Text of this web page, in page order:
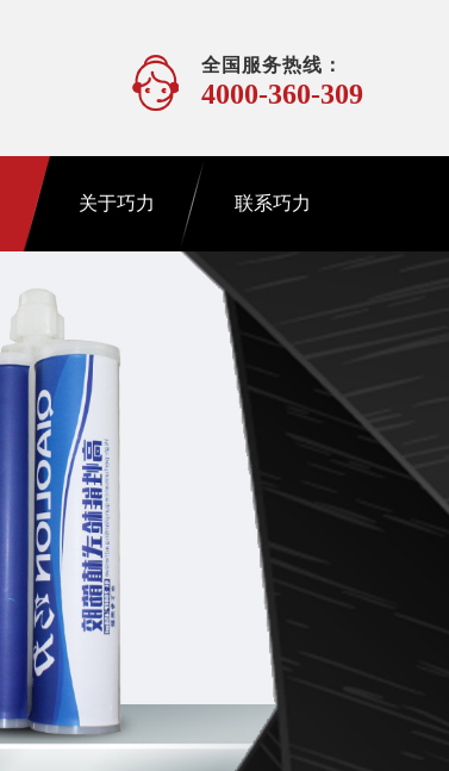
全国服务热线：
4000-360-309
关于巧力 联系巧力